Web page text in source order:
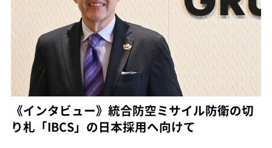
《インタビュー》統合防空ミサイル防衛の切
り札「IBCS」の日本採用へ向けて